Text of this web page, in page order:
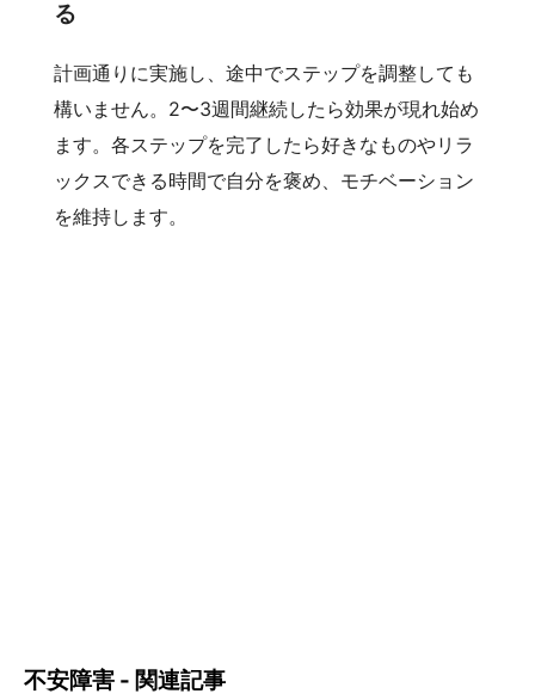
る
計画通りに実施し、途中でステップを調整しても
構いません。2〜3週間継続したら効果が現れ始め
ます。各ステップを完了したら好きなものやリラ
ックスできる時間で自分を褒め、モチベーション
を維持します。
不安障害 - 関連記事